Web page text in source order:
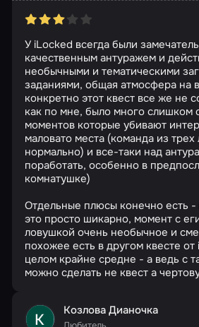
У iLocked всегда были
качественным антуражем и
необычными и тематическими
заданиями, общая атмосфера на
конкретно этот квест все же не
как по мне, было много слишком
моментов которые убивают
маловато места (команда из
нормально) и все-таки над
поработать, особенно в
комнатушке)
Отдельные плюсы конечно есть
это просто шикарно, момент с
ловушкой очень необычное и
похожее есть в другом квесте
целом крайне средне - а ведь с
можно сделать не квест а
Козлова Дианочка